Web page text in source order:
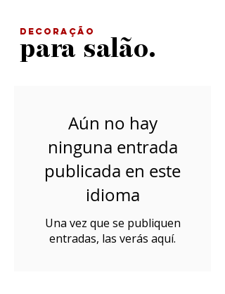
DECORAÇÃO
para salão.
Aún no hay
ninguna entrada
publicada en este
idioma
Una vez que se publiquen
entradas, las verás aquí.